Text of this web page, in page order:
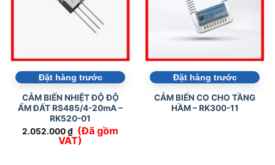
Đặt hàng trước
CẢM BIẾN NHIỆT ĐỘ ĐỘ
ẨM ĐẤT RS485/4-20mA –
RK520-01
2.052.000₫ (Đã gồm
VAT)
Đặt hàng trước
CẢM BIẾN CO CHO TẦNG
HẦM – RK300-11